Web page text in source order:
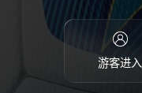
游客进入